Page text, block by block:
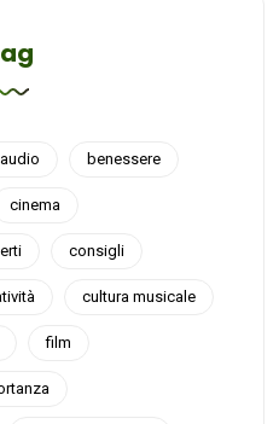
audio benessere
cinema
consigli
cultura musicale
film